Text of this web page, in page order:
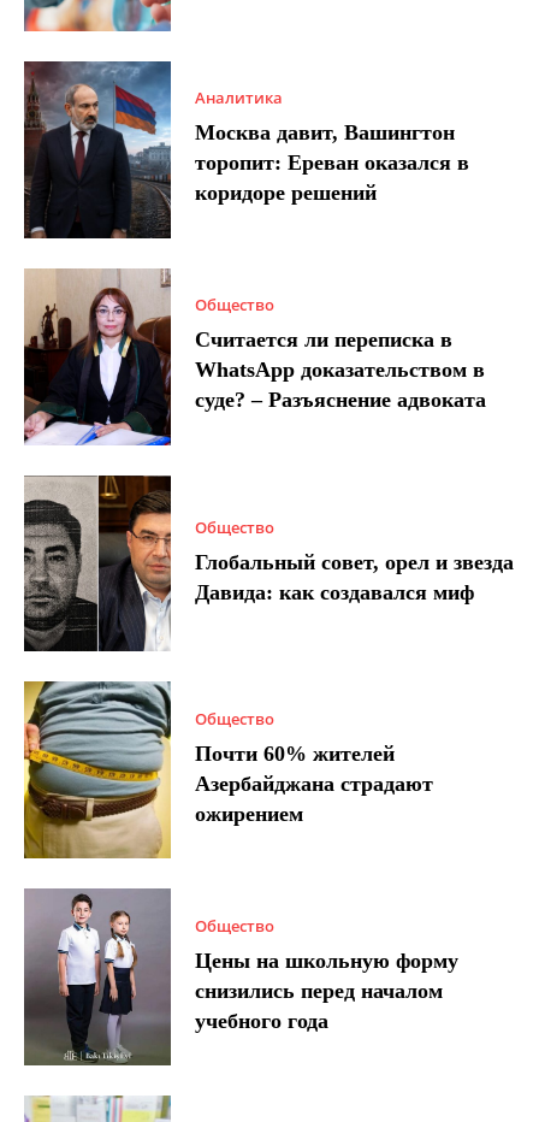
Аналитика
Москва давит, Вашингтон
торопит: Ереван оказался в
коридоре решений
Общество
Считается ли переписка в
WhatsApp доказательством в
суде? – Разъяснение адвоката
Общество
Глобальный совет, орел и звезда
Давида: как создавался миф
Общество
Почти 60% жителей
Азербайджана страдают
ожирением
Общество
Цены на школьную форму
снизились перед началом
учебного года